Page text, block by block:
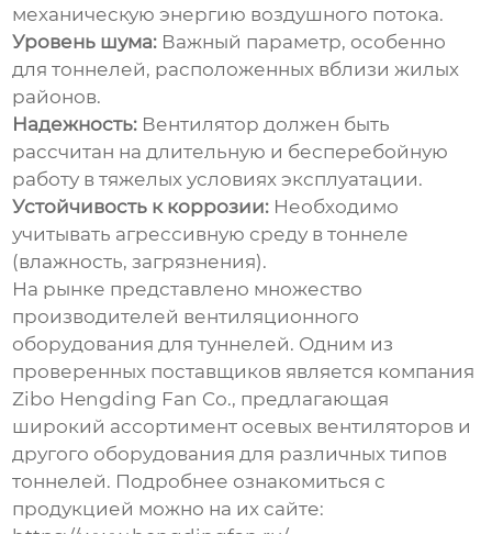
механическую энергию воздушного потока.
Уровень шума: Важный параметр, особенно
для тоннелей, расположенных вблизи жилых
районов.
Надежность: Вентилятор должен быть
рассчитан на длительную и бесперебойную
работу в тяжелых условиях эксплуатации.
Устойчивость к коррозии: Необходимо
учитывать агрессивную среду в тоннеле
(влажность, загрязнения).
На рынке представлено множество
производителей вентиляционного
оборудования для туннелей. Одним из
проверенных поставщиков является компания
Zibo Hengding Fan Co., предлагающая
широкий ассортимент осевых вентиляторов и
другого оборудования для различных типов
тоннелей. Подробнее ознакомиться с
продукцией можно на их сайте: